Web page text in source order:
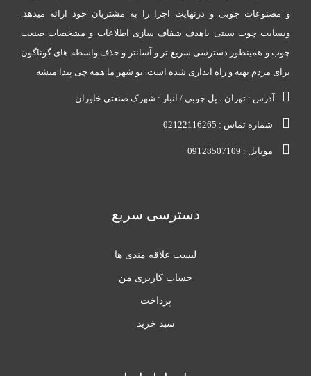
و مصنوعات چوبی و درنهایت اجرا را به مشتریان خود ارائه میدهد.
وبسایت چوب سیتی باهدف شفاف سازی اطلاعات و مشخصات صنعت
چوب و همینطور دسترسی سریع تر و آسانتر و حذف واسطه های گوناگون
برای مردم تهیه و راه اندازی شده است. تو شهر ما همه چی پیدا میشه
آدرس : تهران ، پل چوبی / انبار : شهرک صنعتی خاوران
شماره تماس : 02122116265
موبایل : 09128507109
دسترسی سریع
لیست علاقه مندی ها
حساب کاربری من
پرداخت
سبد خرید